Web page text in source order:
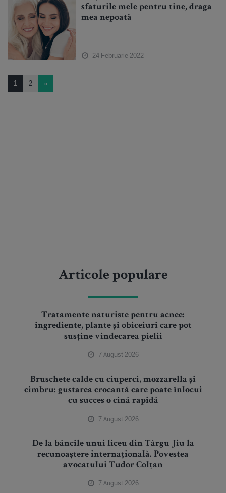
sfaturile mele pentru tine, draga
mea nepoată
24 Februarie 2022
1 2 »
Articole populare
Tratamente naturiste pentru acnee:
ingrediente, plante și obiceiuri care pot
susține vindecarea pielii
7 August 2026
Bruschete calde cu ciuperci, mozzarella și
cimbru: gustarea crocantă care poate înlocui
cu succes o cină rapidă
7 August 2026
De la băncile unui liceu din Târgu Jiu la
recunoaștere internațională. Povestea
avocatului Tudor Colțan
7 August 2026